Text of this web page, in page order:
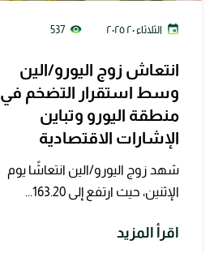
537 الثلاثاء ٢٠ ٢٠٢٥
انتعاش زوج اليورو/الين
وسط استقرار التضخم في
منطقة اليورو وتباين
الإشارات الاقتصادية
شهد زوج اليورو/الين انتعاشًا يوم
الإثنين، حيث ارتفع إلى 163.20...
اقرأ المزيد